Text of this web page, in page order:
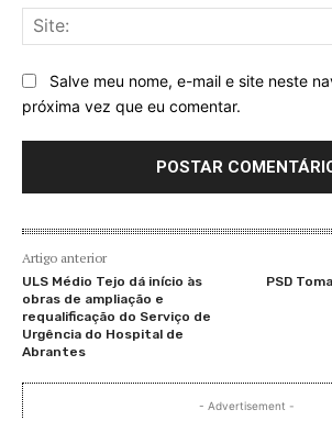
Salve meu nome, e-mail e site neste
próxima vez que eu comentar.
Artigo anterior
ULS Médio Tejo dá início às
obras de ampliação e
requalificação do Serviço de
Urgência do Hospital de
Abrantes
PSD
- Advertisement -